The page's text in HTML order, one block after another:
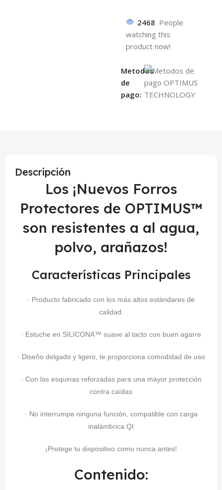
2468 People
watching this
product now!
Metodos
de
pago:
Descripción
Los ¡Nuevos Forros
Protectores de OPTIMUS™
son resistentes a al agua,
polvo, arañazos!
Características Principales
· Producto fabricado con los más altos estándares de
calidad.
· Estuche en SILICONA™ suave al tacto con buen agarre
· Diseño delgado y ligero, te proporciona comodidad de uso
· Con las esquinas reforzadas para una mayor protección
contra caídas
· No interrumpe ninguna función, compatible con carga
inalámbrica QI
¡Protege tu dispositivo como nunca antes!
Contenido: